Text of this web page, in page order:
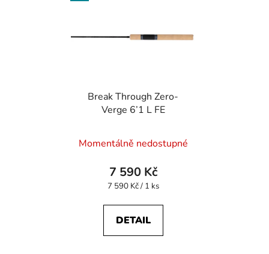
Break Through Zero-
Verge 6’1 L FE
hodnocení
produktu
je
z
Momentálně nedostupné
7 590 Kč
Měrná
7 590 Kč / 1 ks
DETAIL